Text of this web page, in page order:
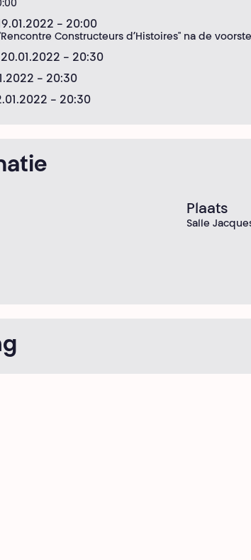
- 20:00
Constructeurs d’Histoires" na de
- 20:30
- 20:30
- 20:30
Plaats
Salle